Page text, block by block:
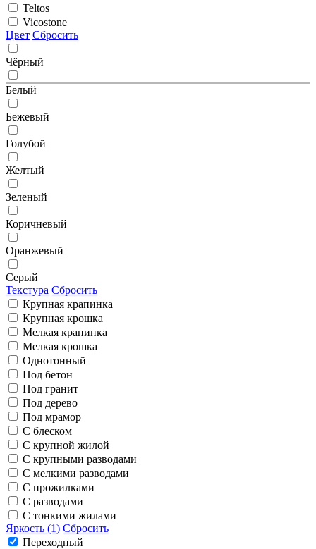
Teltos
Vicostone
Цвет Сбросить
Чёрный
Белый
Бежевый
Голубой
Желтый
Зеленый
Коричневый
Оранжевый
Серый
Текстура Сбросить
Крупная крапинка
Крупная крошка
Мелкая крапинка
Мелкая крошка
Однотонный
Под бетон
Под гранит
Под дерево
Под мрамор
С блеском
С крупной жилой
С крупными разводами
С мелкими разводами
С прожилками
С разводами
С тонкими жилами
Яркость (1) Сбросить
Переходный